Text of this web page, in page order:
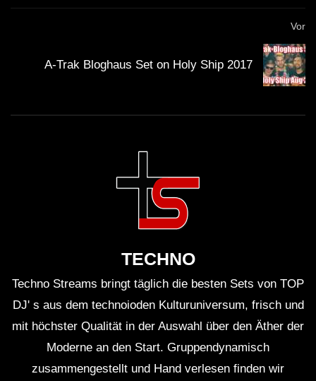
Vor
A-Trak Bloghaus Set on Holy Ship 2017
TECHNO
Techno Streams bringt täglich die besten Sets von TOP
DJ' s aus dem technoioden Kulturuniversum, frisch und
mit höchster Qualität in der Auswahl über den Äther der
Moderne an den Start. Gruppendynamisch
zusammengestellt und Hand verlesen finden wir